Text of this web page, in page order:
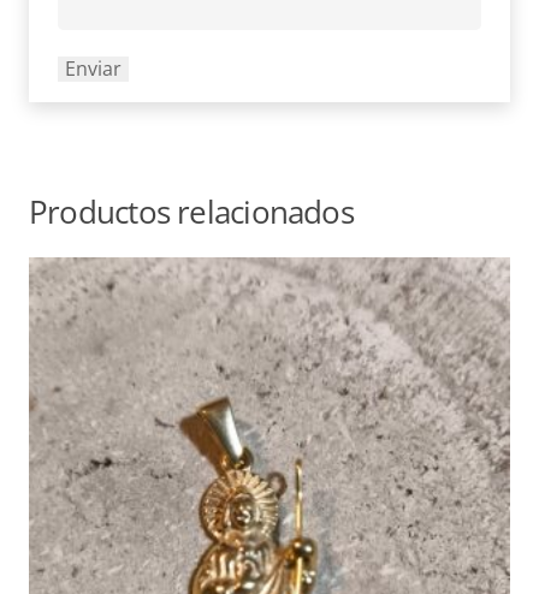
Productos relacionados